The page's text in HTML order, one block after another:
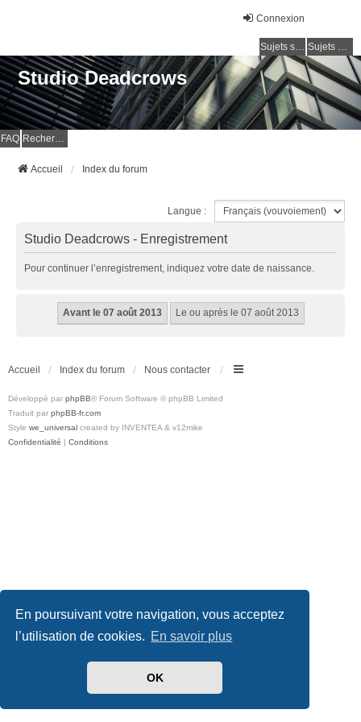
En poursuivant votre navigation, vous acceptez
l’utilisation de cookies. En savoir plus
OK
Connexion
Sujets sans réponse Sujets actifs
Studio Deadcrows
FAQ Rechercher
Accueil Index du forum
Langue :
Studio Deadcrows - Enregistrement
Pour continuer l’enregistrement, indiquez votre date de naissance.
Accueil Index du forum Nous contacter
Développé par phpBB® Forum Software © phpBB Limited
Traduit par phpBB-fr.com
Style we_universal created by INVENTEA & v12mike
Confidentialité | Conditions